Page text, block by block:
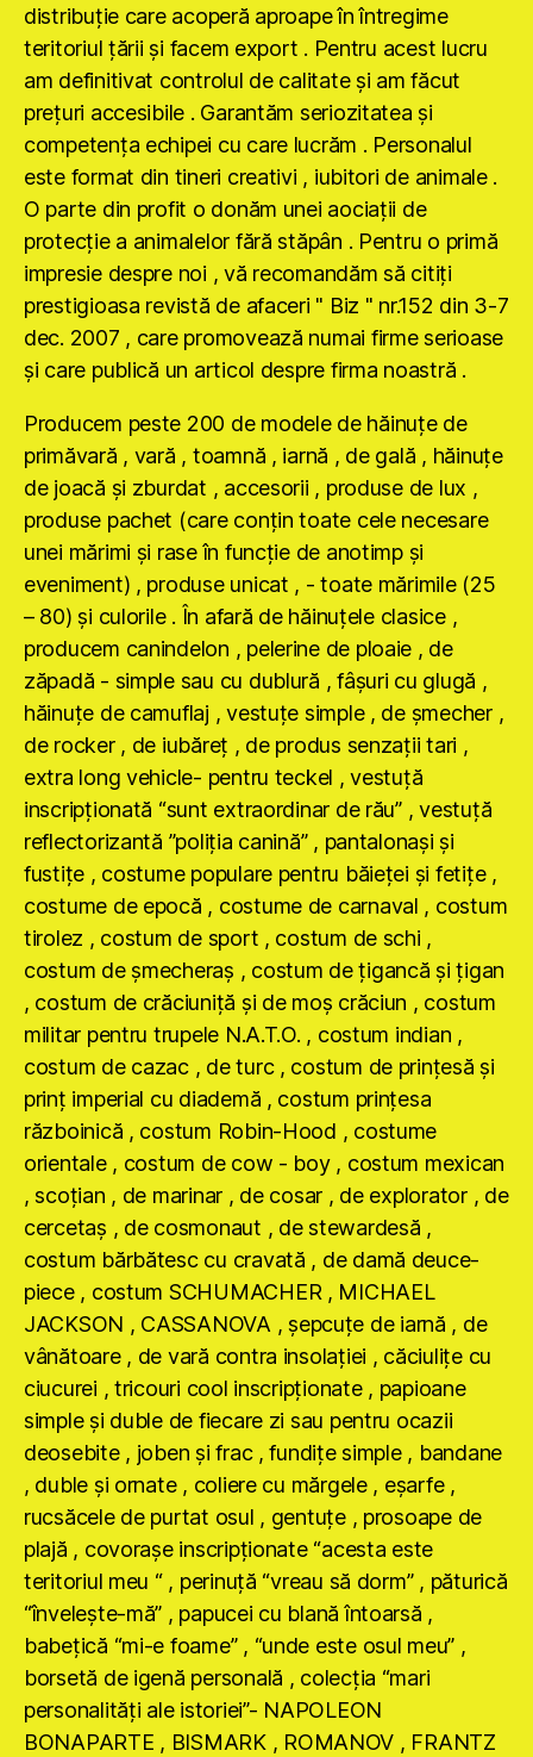
distribuţie care acoperă aproape în întregime
teritoriul ţării şi facem export . Pentru acest lucru
am definitivat controlul de calitate şi am făcut
preţuri accesibile . Garantăm seriozitatea şi
competenţa echipei cu care lucrăm . Personalul
este format din tineri creativi , iubitori de animale .
O parte din profit o donăm unei aociaţii de
protecţie a animalelor fără stăpân . Pentru o primă
impresie despre noi , vă recomandăm să citiţi
prestigioasa revistă de afaceri " Biz " nr.152 din 3-7
dec. 2007 , care promovează numai firme serioase
şi care publică un articol despre firma noastră .
Producem peste 200 de modele de hăinuţe de
primăvară , vară , toamnă , iarnă , de gală , hăinuţe
de joacă şi zburdat , accesorii , produse de lux ,
produse pachet (care conţin toate cele necesare
unei mărimi şi rase în funcţie de anotimp şi
eveniment) , produse unicat , - toate mărimile (25
– 80) şi culorile . În afară de hăinuţele clasice ,
producem canindelon , pelerine de ploaie , de
zăpadă - simple sau cu dublură , fâşuri cu glugă ,
hăinuţe de camuflaj , vestuţe simple , de şmecher ,
de rocker , de iubăreţ , de produs senzaţii tari ,
extra long vehicle- pentru teckel , vestuţă
inscripţionată “sunt extraordinar de rău” , vestuţă
reflectorizantă ”poliţia canină” , pantalonaşi şi
fustiţe , costume populare pentru băieţei şi fetiţe ,
costume de epocă , costume de carnaval , costum
tirolez , costum de sport , costum de schi ,
costum de şmecheraş , costum de ţigancă şi ţigan
, costum de crăciuniţă şi de moş crăciun , costum
militar pentru trupele N.A.T.O. , costum indian ,
costum de cazac , de turc , costum de prinţesă şi
prinţ imperial cu diademă , costum prinţesa
războinică , costum Robin-Hood , costume
orientale , costum de cow - boy , costum mexican
, scoţian , de marinar , de cosar , de explorator , de
cercetaş , de cosmonaut , de stewardesă ,
costum bărbătesc cu cravată , de damă deuce-
piece , costum SCHUMACHER , MICHAEL
JACKSON , CASSANOVA , şepcuţe de iarnă , de
vânătoare , de vară contra insolaţiei , căciuliţe cu
ciucurei , tricouri cool inscripţionate , papioane
simple şi duble de fiecare zi sau pentru ocazii
deosebite , joben şi frac , fundiţe simple , bandane
, duble şi ornate , coliere cu mărgele , eşarfe ,
rucsăcele de purtat osul , gentuţe , prosoape de
plajă , covoraşe inscripţionate “acesta este
teritoriul meu “ , perinuţă “vreau să dorm” , păturică
“înveleşte-mă” , papucei cu blană întoarsă ,
babeţică “mi-e foame” , “unde este osul meu” ,
borsetă de igenă personală , colecţia “mari
personalităţi ale istoriei”- NAPOLEON
BONAPARTE , BISMARK , ROMANOV , FRANTZ